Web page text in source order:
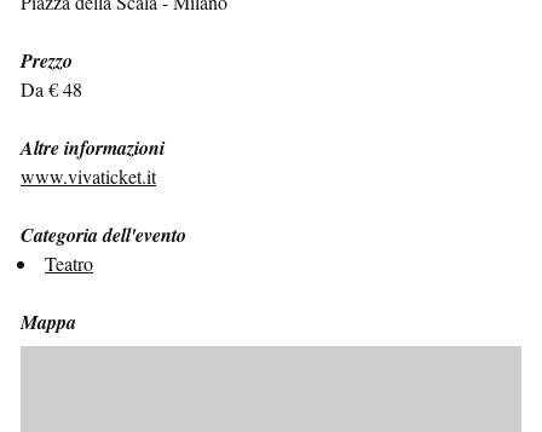
Prezzo
Da € 48
Altre informazioni
www.vivaticket.it
Categoria dell'evento
Teatro
Mappa